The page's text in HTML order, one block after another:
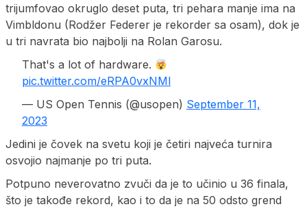
trijumfovao okruglo deset puta, tri pehara manje ima na
Vimbldonu (Rodžer Federer je rekorder sa osam), dok je
u tri navrata bio najbolji na Rolan Garosu.
That's a lot of hardware.
pic.twitter.com/eRPA0vxNMl
— US Open Tennis (@usopen) September 11,
2023
Jedini je čovek na svetu koji je četiri najveća turnira
osvojio najmanje po tri puta.
Potpuno neverovatno zvuči da je to učinio u 36 finala,
što je takođe rekord, kao i to da je na 50 odsto grend